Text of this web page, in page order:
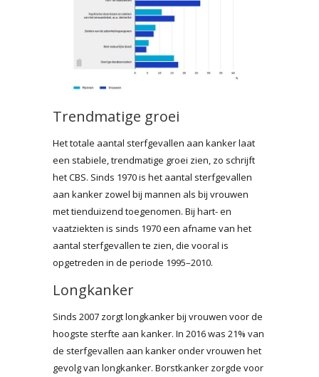
Trendmatige groei
Het totale aantal sterfgevallen aan kanker laat
een stabiele, trendmatige groei zien, zo schrijft
het CBS. Sinds 1970 is het aantal sterfgevallen
aan kanker zowel bij mannen als bij vrouwen
met tienduizend toegenomen. Bij hart- en
vaatziekten is sinds 1970 een afname van het
aantal sterfgevallen te zien, die vooral is
opgetreden in de periode 1995–2010.
Longkanker
Sinds 2007 zorgt longkanker bij vrouwen voor de
hoogste sterfte aan kanker. In 2016 was 21% van
de sterfgevallen aan kanker onder vrouwen het
gevolg van longkanker. Borstkanker zorgde voor